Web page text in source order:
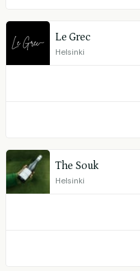
Le Grec
Helsinki
The Souk
Helsinki